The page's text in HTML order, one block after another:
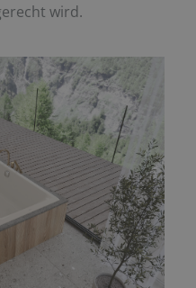
wird.